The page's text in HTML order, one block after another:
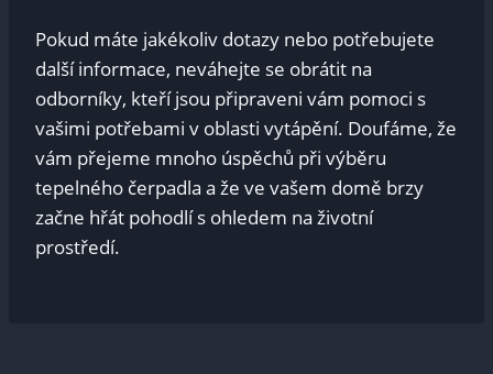
Pokud máte jakékoliv dotazy nebo potřebujete
další informace, neváhejte se obrátit na
odborníky, kteří jsou připraveni vám pomoci s
vašimi potřebami v oblasti vytápění. Doufáme, že
vám přejeme mnoho úspěchů při výběru
tepelného čerpadla a že ve vašem domě brzy
začne hřát pohodlí s ohledem na životní
prostředí.